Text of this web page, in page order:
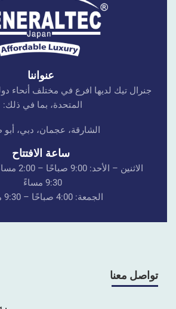
عنواننا
جنرال تيك لديها افرع في مختلف أنحاء
المتحدة، بما في ذلك:
الشارقة، عجمان، دبي،
ساعة الافتتاح
9:30 مساءً
الجمعة: 4:00 صباحًا – 9:30 مساءً
تواصل معنا